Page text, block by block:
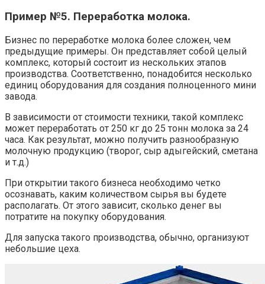
Пример №5. Переработка молока.
Бизнес по переработке молока более сложен, чем
предыдущие примеры. Он представляет собой целый
комплекс, который состоит из нескольких этапов
производства. Соответственно, понадобится несколько
единиц оборудования для создания полноценного мини
завода.
В зависимости от стоимости техники, такой комплекс
может переработать от 250 кг до 25 тонн молока за 24
часа. Как результат, можно получить разнообразную
молочную продукцию (творог, сыр адыгейский, сметана
и т.д.)
При открытии такого бизнеса необходимо четко
осознавать, каким количеством сырья вы будете
располагать. От этого зависит, сколько денег вы
потратите на покупку оборудования.
Для запуска такого производства, обычно, организуют
небольшие цеха.